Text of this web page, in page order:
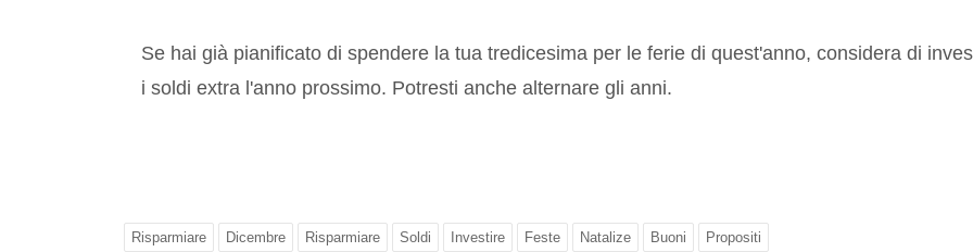
Se hai già pianificato di spendere la tua tredicesima per le ferie di quest'anno, considera di
i soldi extra l'anno prossimo. Potresti anche alternare gli anni.
Risparmiare Dicembre Risparmiare Soldi Investire Feste Natalize Buoni Propositi